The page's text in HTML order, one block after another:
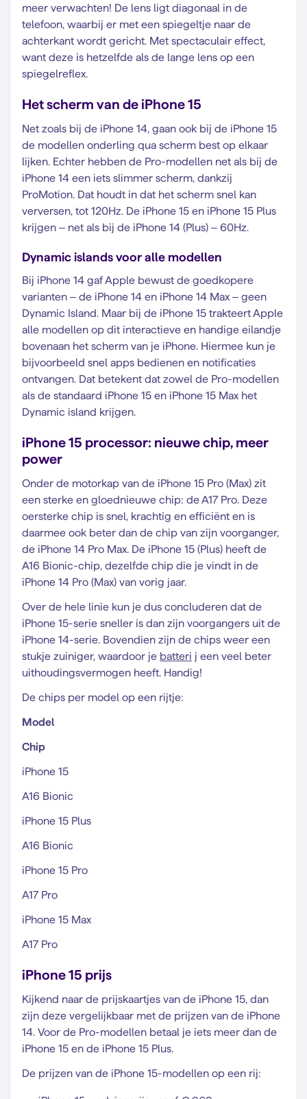
meer verwachten! De lens ligt diagonaal in de
telefoon, waarbij er met een spiegeltje naar de
achterkant wordt gericht. Met spectaculair effect,
want deze is hetzelfde als de lange lens op een
spiegelreflex.
Het scherm van de iPhone 15
Net zoals bij de iPhone 14, gaan ook bij de iPhone 15
de modellen onderling qua scherm best op elkaar
lijken. Echter hebben de Pro-modellen net als bij de
iPhone 14 een iets slimmer scherm, dankzij
ProMotion. Dat houdt in dat het scherm snel kan
verversen, tot 120Hz. De iPhone 15 en iPhone 15 Plus
krijgen – net als bij de iPhone 14 (Plus) – 60Hz.
Dynamic islands voor alle modellen
Bij iPhone 14 gaf Apple bewust de goedkopere
varianten – de iPhone 14 en iPhone 14 Max – geen
Dynamic Island. Maar bij de iPhone 15 trakteert Apple
alle modellen op dit interactieve en handige eilandje
bovenaan het scherm van je iPhone. Hiermee kun je
bijvoorbeeld snel apps bedienen en notificaties
ontvangen. Dat betekent dat zowel de Pro-modellen
als de standaard iPhone 15 en iPhone 15 Max het
Dynamic island krijgen.
iPhone 15 processor: nieuwe chip, meer
power
Onder de motorkap van de iPhone 15 Pro (Max) zit
een sterke en gloednieuwe chip: de A17 Pro. Deze
oersterke chip is snel, krachtig en efficiënt en is
daarmee ook beter dan de chip van zijn voorganger,
de iPhone 14 Pro Max. De iPhone 15 (Plus) heeft de
A16 Bionic-chip, dezelfde chip die je vindt in de
iPhone 14 Pro (Max) van vorig jaar.
Over de hele linie kun je dus concluderen dat de
iPhone 15-serie sneller is dan zijn voorgangers uit de
iPhone 14-serie. Bovendien zijn de chips weer een
stukje zuiniger, waardoor je batteri j een veel beter
uithoudingsvermogen heeft. Handig!
De chips per model op een rijtje:
Model
Chip
iPhone 15
A16 Bionic
iPhone 15 Plus
A16 Bionic
iPhone 15 Pro
A17 Pro
iPhone 15 Max
A17 Pro
iPhone 15 prijs
Kijkend naar de prijskaartjes van de iPhone 15, dan
zijn deze vergelijkbaar met de prijzen van de iPhone
14. Voor de Pro-modellen betaal je iets meer dan de
iPhone 15 en de iPhone 15 Plus.
De prijzen van de iPhone 15-modellen op een rij: